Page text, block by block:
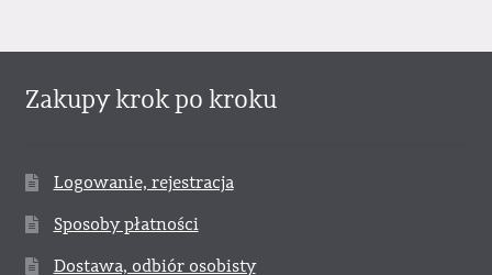
Zakupy krok po kroku
Logowanie, rejestracja
Sposoby płatności
Dostawa, odbiór osobisty